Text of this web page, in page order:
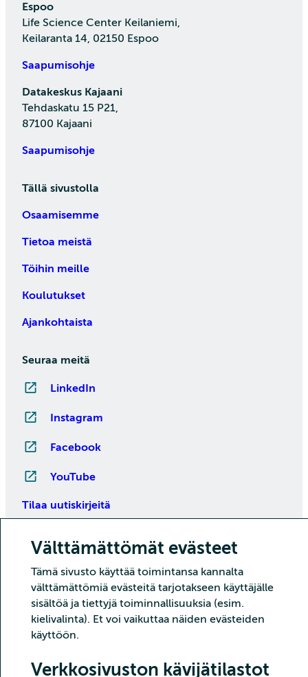
Välttämättömät evästeet
Tämä sivusto käyttää toimintansa kannalta
välttämättömiä evästeitä tarjotakseen käyttäjälle
sisältöä ja tiettyjä toiminnallisuuksia (esim.
kielivalinta). Et voi vaikuttaa näiden evästeiden
käyttöön.
Verkkosivuston kävijätilastot
Espoo
Life Science Center Keilaniemi,
Keilaranta 14, 02150 Espoo
Saapumisohje
Datakeskus Kajaani
Tehdaskatu 15 P21,
87100 Kajaani
Saapumisohje
Tällä sivustolla
Osaamisemme
Tietoa meistä
Töihin meille
Koulutukset
Ajankohtaista
Seuraa meitä
LinkedIn
Instagram
Facebook
YouTube
Tilaa uutiskirjeitä
Copyright CSC – Tieteen tietotekniikan keskus Oy
Tietoturva Tietosuoja Evästeet ja kävijätilastointi